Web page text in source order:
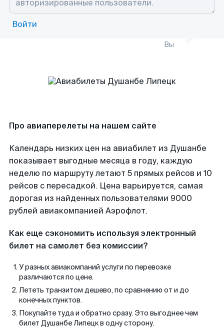
Войти
Вы
Про авиаперелеты на нашем сайте
Календарь низких цен на авиабилет из Душанбе
показывает выгодные месяца в году, каждую
неделю по маршруту летают 5 прямых рейсов и 10
рейсов с пересадкой. Цена варьируется, самая
дорогая из найденных пользователями 9000
рублей авиакомпанией Аэрофлот.
Как еще сэкономить используя электронный
билет на самолет без комиссии?
У разных авиакомпаний услуги по перевозке
различаются по цене.
Лететь транзитом дешево, по сравнению от и до
конечных пунктов.
Покупайте туда и обратно сразу. Это выгоднее чем
билет Душанбе Липецк в одну сторону.